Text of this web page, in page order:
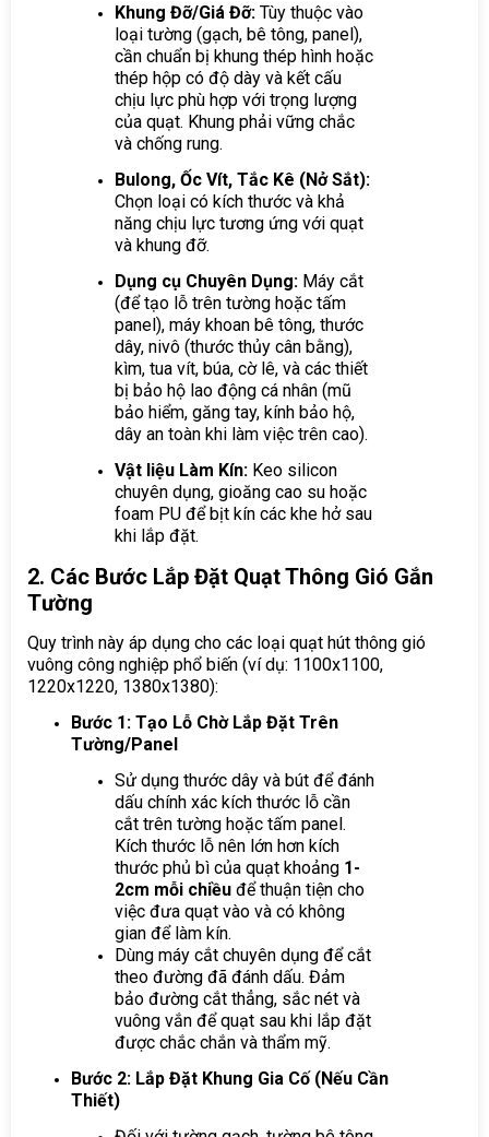
Khung Đỡ/Giá Đỡ: Tùy thuộc vào
loại tường (gạch, bê tông, panel),
cần chuẩn bị khung thép hình hoặc
thép hộp có độ dày và kết cấu
chịu lực phù hợp với trọng lượng
của quạt. Khung phải vững chắc
và chống rung.
Bulong, Ốc Vít, Tắc Kê (Nở Sắt):
Chọn loại có kích thước và khả
năng chịu lực tương ứng với quạt
và khung đỡ.
Dụng cụ Chuyên Dụng: Máy cắt
(để tạo lỗ trên tường hoặc tấm
panel), máy khoan bê tông, thước
dây, nivô (thước thủy cân bằng),
kìm, tua vít, búa, cờ lê, và các thiết
bị bảo hộ lao động cá nhân (mũ
bảo hiểm, găng tay, kính bảo hộ,
dây an toàn khi làm việc trên cao).
Vật liệu Làm Kín: Keo silicon
chuyên dụng, gioăng cao su hoặc
foam PU để bịt kín các khe hở sau
khi lắp đặt.
2. Các Bước Lắp Đặt Quạt Thông Gió Gắn
Tường
Quy trình này áp dụng cho các loại quạt hút thông gió
vuông công nghiệp phổ biến (ví dụ: 1100x1100,
1220x1220, 1380x1380):
Bước 1: Tạo Lỗ Chờ Lắp Đặt Trên
Tường/Panel
Sử dụng thước dây và bút để đánh
dấu chính xác kích thước lỗ cần
cắt trên tường hoặc tấm panel.
Kích thước lỗ nên lớn hơn kích
thước phủ bì của quạt khoảng 1-
2cm mỗi chiều để thuận tiện cho
việc đưa quạt vào và có không
gian để làm kín.
Dùng máy cắt chuyên dụng để cắt
theo đường đã đánh dấu. Đảm
bảo đường cắt thẳng, sắc nét và
vuông vắn để quạt sau khi lắp đặt
được chắc chắn và thẩm mỹ.
Bước 2: Lắp Đặt Khung Gia Cố (Nếu Cần
Thiết)